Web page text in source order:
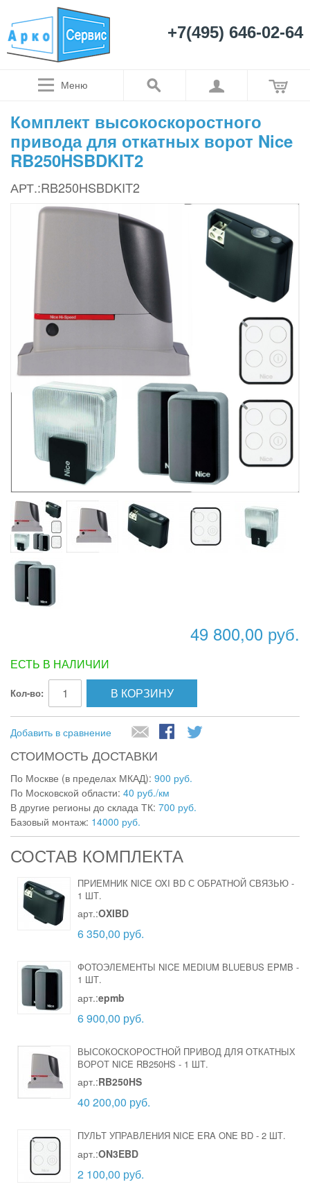
+7(495) 646-02-64
Меню
Комплект высокоскоростного
привода для откатных ворот Nice
RB250HSBDKIT2
АРТ.:RB250HSBDKIT2
49 800,00 руб.
ЕСТЬ В НАЛИЧИИ
Кол-во: В КОРЗИНУ
Добавить в сравнение
СТОИМОСТЬ ДОСТАВКИ
По Москве (в пределах МКАД): 900 руб.
По Московской области: 40 руб./км
В другие регионы до склада ТК: 700 руб.
Базовый монтаж: 14000 руб.
СОСТАВ КОМПЛЕКТА
ПРИЕМНИК NICE OXI BD С ОБРАТНОЙ СВЯЗЬЮ -
1 ШТ.
арт.:OXIBD
6 350,00 руб.
ФОТОЭЛЕМЕНТЫ NICE MEDIUM BLUEBUS EPMB -
1 ШТ.
арт.:epmb
6 900,00 руб.
ВЫСОКОСКОРОСТНОЙ ПРИВОД ДЛЯ ОТКАТНЫХ
ВОРОТ NICE RB250HS - 1 ШТ.
арт.:RB250HS
40 200,00 руб.
ПУЛЬТ УПРАВЛЕНИЯ NICE ERA ONE BD - 2 ШТ.
арт.:ON3EBD
2 100,00 руб.